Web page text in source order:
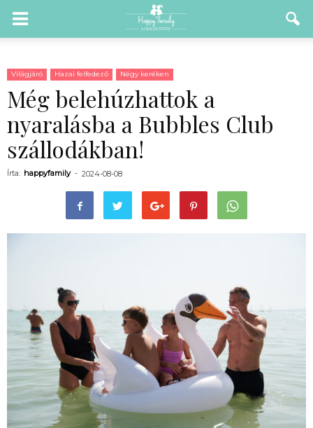
Világjáró Hazai felfedező Négy keréken
Még belehúzhattok a
nyaralásba a Bubbles Club
szállodákban!
Írta: happyfamily - 2024-08-08